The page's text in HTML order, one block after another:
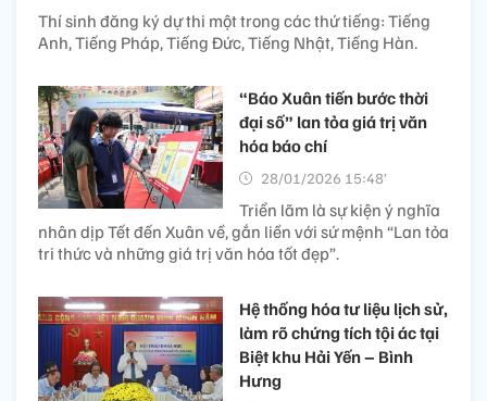
Thí sinh đăng ký dự thi một trong các thứ tiếng: Tiếng
Anh, Tiếng Pháp, Tiếng Đức, Tiếng Nhật, Tiếng Hàn.
“Báo Xuân tiến bước thời
đại số” lan tỏa giá trị văn
hóa báo chí
28/01/2026 15:48’
Triển lãm là sự kiện ý nghĩa
nhân dịp Tết đến Xuân về, gắn liền với sứ mệnh “Lan tỏa
tri thức và những giá trị văn hóa tốt đẹp”.
Hệ thống hóa tư liệu lịch sử,
làm rõ chứng tích tội ác tại
Biệt khu Hải Yến – Bình
Hưng